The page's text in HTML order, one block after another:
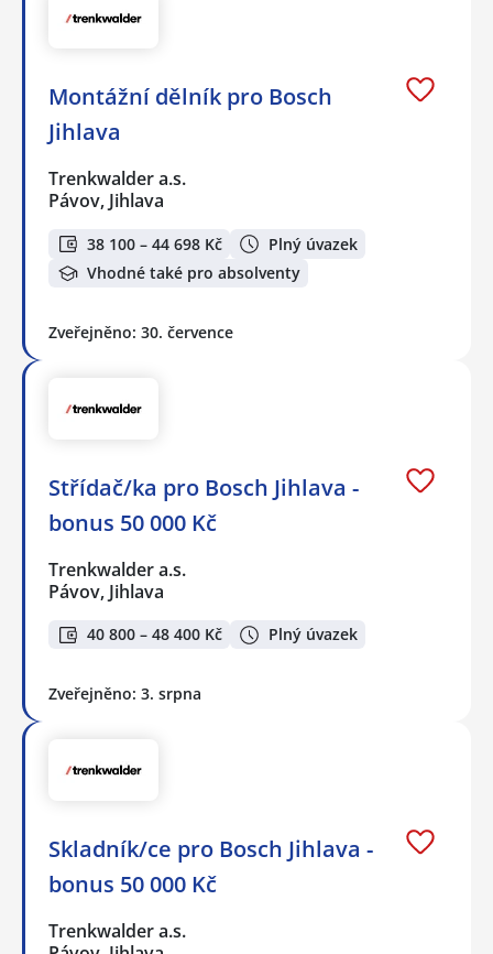
Montážní dělník pro Bosch
Jihlava
Trenkwalder a.s.
Pávov, Jihlava
38 100 – 44 698 Kč
Plný úvazek
Vhodné také pro absolventy
Zveřejněno: 30. července
Střídač/ka pro Bosch Jihlava -
bonus 50 000 Kč
Trenkwalder a.s.
Pávov, Jihlava
40 800 – 48 400 Kč Plný úvazek
Zveřejněno: 3. srpna
Skladník/ce pro Bosch Jihlava -
bonus 50 000 Kč
Trenkwalder a.s.